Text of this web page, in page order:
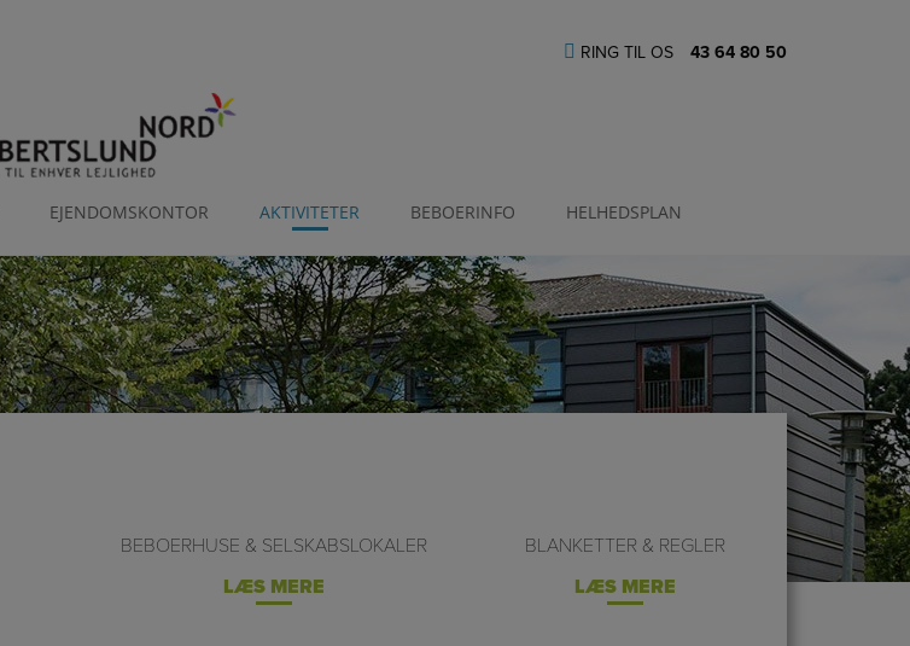
RING TIL OS 43 64 80 50
EJENDOMSKONTOR AKTIVITETER BEBOERINFO HELHEDSPLAN
BEBOERHUSE & SELSKABSLOKALER
LÆS MERE
BLANKETTER & REGLER
LÆS MERE